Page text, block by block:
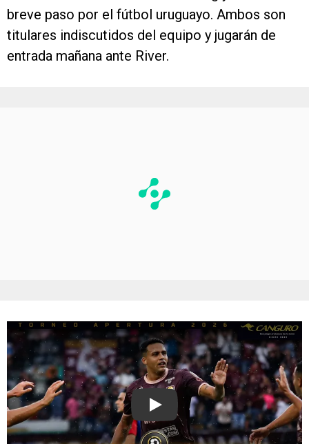
breve paso por el fútbol uruguayo. Ambos son
titulares indiscutidos del equipo y jugarán de
entrada mañana ante River.
Play